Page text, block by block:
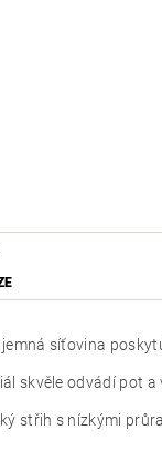
jemná síťovina
skvěle odvádí pot a
střih s nízkými